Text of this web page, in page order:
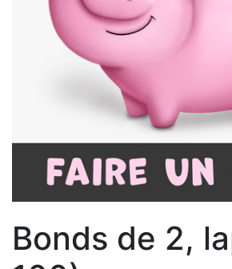
Bonds de 2,